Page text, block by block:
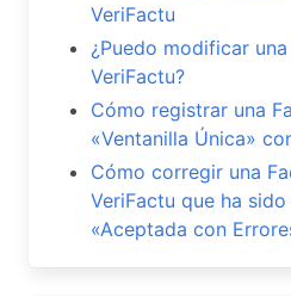
VeriFactu
¿Puedo modificar
VeriFactu?
Cómo registrar una
«Ventanilla Única»
Cómo corregir una
VeriFactu que ha
«Aceptada con